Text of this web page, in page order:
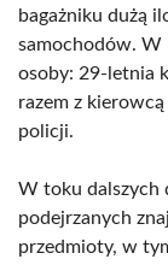
bagażniku dużą
samochodów. W
osoby: 29-letnia
razem z
policji.
W toku dalszych
podejrzanych
przedmioty, w